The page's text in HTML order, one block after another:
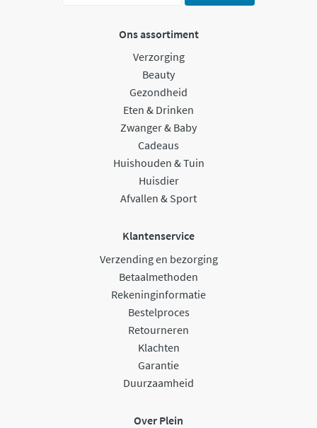
Ons assortiment
Verzorging
Beauty
Gezondheid
Eten & Drinken
Zwanger & Baby
Cadeaus
Huishouden & Tuin
Huisdier
Afvallen & Sport
Klantenservice
Verzending en bezorging
Betaalmethoden
Rekeninginformatie
Bestelproces
Retourneren
Klachten
Garantie
Duurzaamheid
Over Plein